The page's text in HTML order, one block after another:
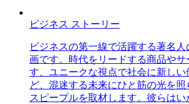
ビジネス ストーリー
ビジネスの第一線で活躍する著名
画です。時代をリードする商品やサ
す、ユニークな視点で社会に新しい
ど、混迷する未来にひと筋の光を
スピープルを取材します。彼らはい